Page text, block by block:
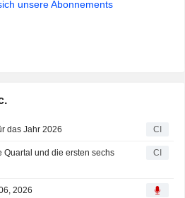
unsere Abonnements
das Jahr 2026 CI
Quartal und die ersten sechs
CI
2026